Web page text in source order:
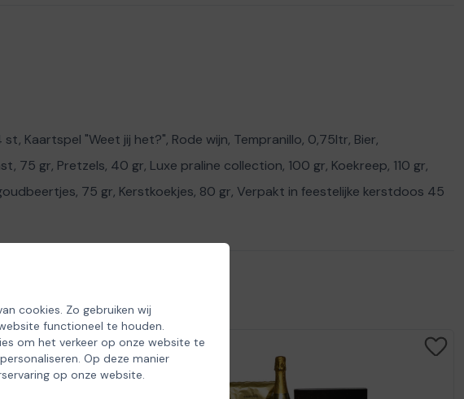
cookies. Zo gebruiken wij
functioneel te houden.
om het verkeer op onze website te
Op deze manier
op onze website.
Kaartspel "Weet jij het?", Rode wijn, Tempranillo, 0,75ltr, Bier,
gr, Pretzels, 40 gr, Luxe praline collection, 100 gr, Koekreep, 110 gr,
75 gr, Kerstkoekjes, 80 gr, Verpakt in feestelijke kerstdoos 45